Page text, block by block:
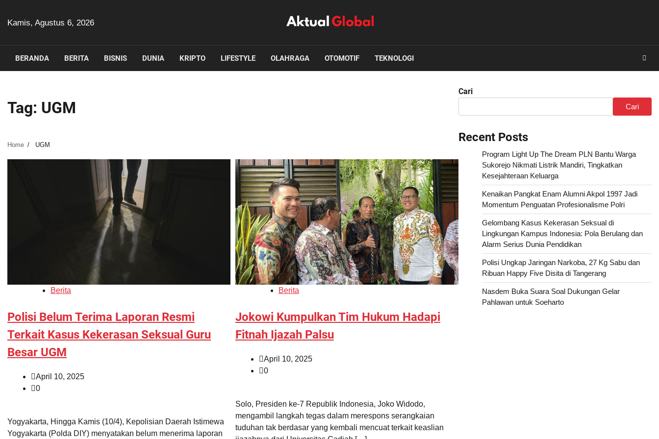
Kamis, Agustus 6, 2026
BERANDA BERITA BISNIS DUNIA KRIPTO LIFESTYLE OLAHRAGA OTOMOTIF TEKNOLOGI
Tag: UGM
Home UGM
Berita
Polisi Belum Terima Laporan Resmi
Terkait Kasus Kekerasan Seksual Guru
Besar UGM
April 10, 2025
0
Yogyakarta, Hingga Kamis (10/4), Kepolisian Daerah Istimewa
Yogyakarta (Polda DIY) menyatakan belum menerima laporan
Berita
Jokowi Kumpulkan Tim Hukum Hadapi
Fitnah Ijazah Palsu
April 10, 2025
0
Solo, Presiden ke-7 Republik Indonesia, Joko Widodo,
mengambil langkah tegas dalam merespons serangkaian
tuduhan tak berdasar yang kembali mencuat terkait keaslian
Cari
Cari
Recent Posts
Program Light Up The Dream PLN Bantu Warga
Sukorejo Nikmati Listrik Mandiri, Tingkatkan
Kesejahteraan Keluarga
Kenaikan Pangkat Enam Alumni Akpol 1997 Jadi
Momentum Penguatan Profesionalisme Polri
Gelombang Kasus Kekerasan Seksual di
Lingkungan Kampus Indonesia: Pola Berulang dan
Alarm Serius Dunia Pendidikan
Polisi Ungkap Jaringan Narkoba, 27 Kg Sabu dan
Ribuan Happy Five Disita di Tangerang
Nasdem Buka Suara Soal Dukungan Gelar
Pahlawan untuk Soeharto